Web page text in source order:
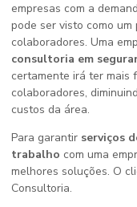
empresas com a
pode ser visto como
colaboradores. Uma
consultoria em
certamente irá ter mais
colaboradores,
custos da área.
Para garantir serviços
trabalho com uma
melhores soluções. O
Consultoria.